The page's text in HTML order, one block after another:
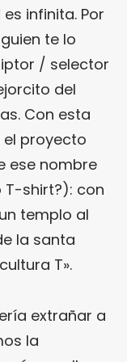
infinita. Por
te lo
/ selector
del
Con esta
proyecto
ese nombre
T-shirt?): con
templo al
la santa
T».
extrañar a
la